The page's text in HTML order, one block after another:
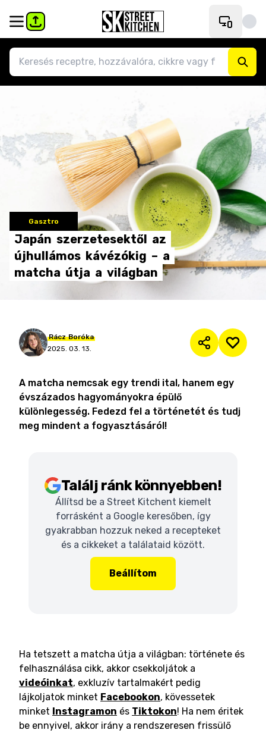
Gasztro
Japán szerzetesektől az
újhullámos kávézókig – a
matcha útja a világban
Rácz Boróka
2025. 03. 13.
A matcha nemcsak egy trendi ital, hanem egy
évszázados hagyományokra épülő
különlegesség. Fedezd fel a történetét és tudj
meg mindent a fogyasztásáról!
Találj ránk könnyebben!
Állítsd be a Street Kitchent kiemelt
forrásként a Google keresőben, így
gyakrabban hozzuk neked a recepteket
és a cikkeket a találataid között.
Beállítom
Ha tetszett a matcha útja a világban: története és
felhasználása cikk, akkor csekkoljátok a
videóinkat, exkluzív tartalmakért pedig
lájkoljatok minket Facebookon, kövessetek
minket Instagramon és Tiktokon! Ha nem éritek
be ennyivel, akkor irány a rendszeresen frissülő